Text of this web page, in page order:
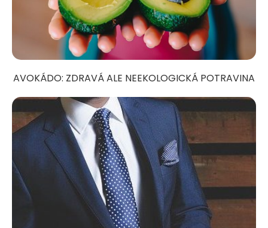
AVOKÁDO: ZDRAVÁ ALE NEEKOLOGICKÁ POTRAVINA